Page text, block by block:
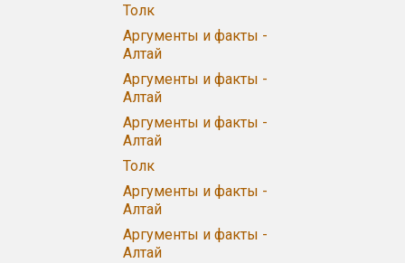
Толк
Аргументы и факты -
Алтай
Аргументы и факты -
Алтай
Аргументы и факты -
Алтай
Толк
Аргументы и факты -
Алтай
Аргументы и факты -
Алтай